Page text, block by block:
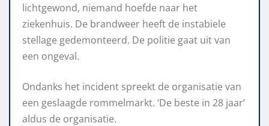
lichtgewond, niemand hoefde naar het
ziekenhuis. De brandweer heeft de instabiele
stellage gedemonteerd. De politie gaat uit van
een ongeval.
Ondanks het incident spreekt de organisatie van
een geslaagde rommelmarkt. ‘De beste in 28 jaar’
aldus de organisatie.